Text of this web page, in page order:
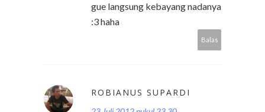
gue langsung kebayang nadanya
:3 haha
Balas
ROBIANUS SUPARDI